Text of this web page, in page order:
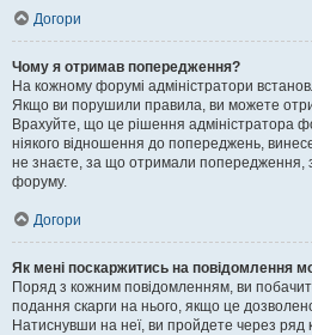
Догори
Чому я отримав попередження?
На кожному форумі адміністратори
Якщо ви порушили правила, ви можете
Врахуйте, що це рішення адміністратора
ніякого відношення до попереджень,
не знаєте, за що отримали попередження,
форуму.
Догори
Як мені поскаржитись на повідомлення
Поряд з кожним повідомленням, ви
подання скарги на нього, якщо це
Натиснувши на неї, ви пройдете через ряд